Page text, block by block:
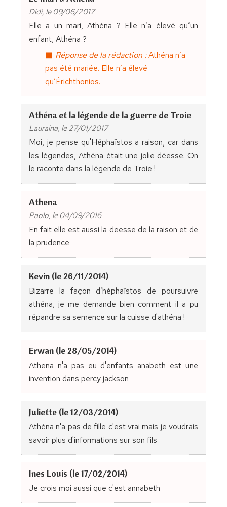
Didi, le 09/06/2017
Elle a un mari, Athéna ? Elle n’a élevé qu’un
enfant, Athéna ?
Réponse de la rédaction :Athéna n’a
pas été mariée. Elle n’a élevé
qu’Érichthonios.
Athéna et la légende de la guerre de Troie
Lauraina, le 27/01/2017
Moi, je pense qu'Héphaïstos a raison, car dans
les légendes, Athéna était une jolie déesse. On
le raconte dans la légende de Troie !
Athena
Paolo, le 04/09/2016
En fait elle est aussi la deesse de la raison et de
la prudence
Kevin (le 26/11/2014)
Bizarre la façon d’héphaïstos de poursuivre
athéna, je me demande bien comment il a pu
répandre sa semence sur la cuisse d'athéna !
Erwan (le 28/05/2014)
Athena n'a pas eu d'enfants anabeth est une
invention dans percy jackson
Juliette (le 12/03/2014)
Athéna n'a pas de fille c'est vrai mais je voudrais
savoir plus d'informations sur son fils
Ines Louis (le 17/02/2014)
Je crois moi aussi que c'est annabeth